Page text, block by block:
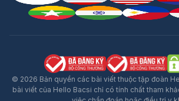
© 2026 Bản quyền các bài viết thuộc tập đoàn
bài viết của Hello Bacsi chỉ có tính chất tham